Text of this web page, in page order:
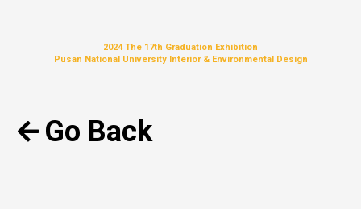
2024 The 17th Graduation Exhibition
Pusan National University Interior & Environmental Design
Go Back